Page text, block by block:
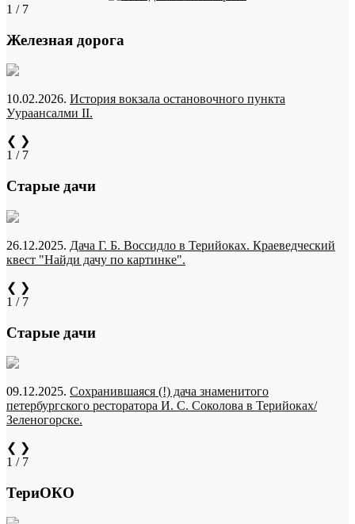
1 / 7
Железная дорога
10.02.2026. История вокзала остановочного пункта
Уураансалми II.
❮ ❯
1 / 7
Старые дачи
26.12.2025. Дача Г. Б. Воссидло в Терийоках. Краеведческий
квест "Найди дачу по картинке".
❮ ❯
1 / 7
Старые дачи
09.12.2025. Сохранившаяся (!) дача знаменитого
петербургского ресторатора И. С. Соколова в Терийоках/
Зеленогорске.
❮ ❯
1 / 7
ТериОКО